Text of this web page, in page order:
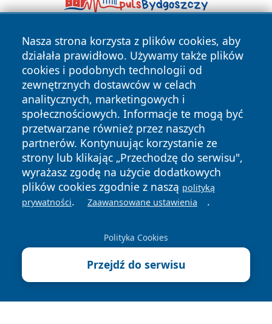
Nasza strona korzysta z plików cookies, aby
działała prawidłowo. Używamy także plików
cookies i podobnych technologii od
zewnętrznych dostawców w celach
analitycznych, marketingowych i
społecznościowych. Informacje te mogą być
przetwarzane również przez naszych
partnerów. Kontynuując korzystanie ze
strony lub klikając „Przechodzę do serwisu",
wyrażasz zgodę na użycie dodatkowych
plików cookies zgodnie z naszą polityką
prywatności. Zaawansowane ustawienia .
Polityka Cookies
Przejdź do serwisu
Copyright © 2026 leszczynski24.pl Wszystkie prawa
zastrzeżone.
News Autorzy
Polityka
Prywatności
Polityka
Cookies